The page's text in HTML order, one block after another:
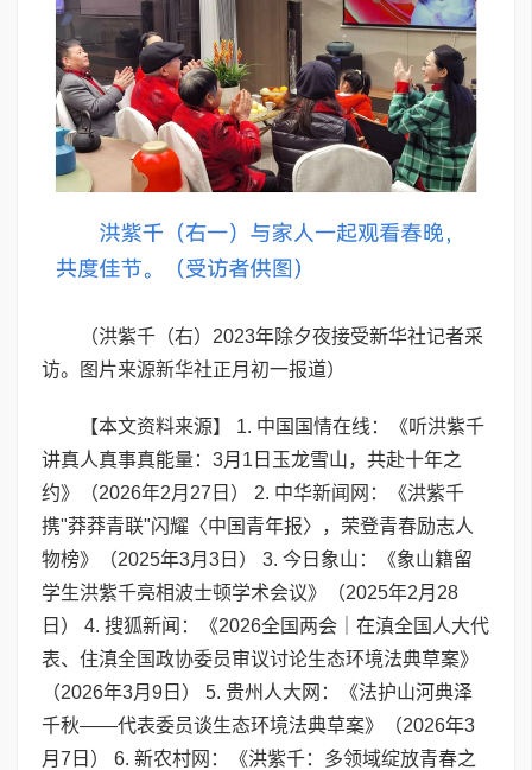
（洪紫千（右）2023年除夕夜接受新华社记者采
访。图片来源新华社正月初一报道）
【本文资料来源】 1. 中国国情在线：《听洪紫千
讲真人真事真能量：3月1日玉龙雪山，共赴十年之
约》（2026年2月27日） 2. 中华新闻网：《洪紫千
携"莽莽青联"闪耀〈中国青年报〉，荣登青春励志人
物榜》（2025年3月3日） 3. 今日象山：《象山籍留
学生洪紫千亮相波士顿学术会议》（2025年2月28
日） 4. 搜狐新闻：《2026全国两会｜在滇全国人大代
表、住滇全国政协委员审议讨论生态环境法典草案》
（2026年3月9日） 5. 贵州人大网：《法护山河典泽
千秋——代表委员谈生态环境法典草案》（2026年3
月7日） 6. 新农村网：《洪紫千：多领域绽放青春之